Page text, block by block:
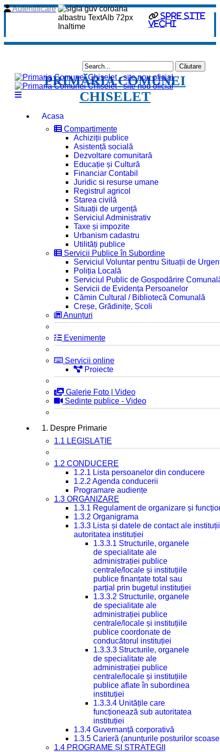
Spre site
vechi
Autentificare
PRIMĂRIA COMUNEI
CHISELET
Acasa
Compartimente
Achiziții publice
Asistență socială
Dezvoltare comunitară
Educație și Cultură
Financiar Contabil
Juridic si resurse umane
Registrul agricol
Starea civilă
Situații de urgență
Serviciul Administrativ
Taxe și impozite
Urbanism cadastru
Utilități publice
Servicii Publice în Subordine
Serviciul Voluntar pentru Situații de
Poliția Locală
Serviciul Public de Gospodărire
Servicii de Evidența Persoanelor
Cămin Cultural / Bibliotecă Comunală
Creșe, Grădinițe, Școli
Anunțuri
Evenimente
Servicii online
Proiecte
Galerie Foto | Video
Sedinte publice - Video
1. Despre Primarie
1.1 LEGISLAȚIE
1.2 CONDUCERE
1.2.1 Lista persoanelor din conducere
1.2.2 Agenda conducerii
Programare audiențe
1.3 ORGANIZARE
1.3.1 Regulament de organizare și
1.3.2 Organigrama
1.3.3 Lista și datele de contact ale
autoritatea instituției
1.3.3.1 Structurile, organele
de specialitate ale
administrației publice
centrale/locale și instituțiile
publice finanțate total sau
parțial prin bugetul instituției
1.3.3.2 Structurile, organele
de specialitate ale
administrației publice
centrale/locale și instituțiile
publice coordonate de
conducătorul instituției
1.3.3.3 Structurile, organele
de specialitate ale
administrației publice
centrale/locale și instituțiile
publice aflate în subordinea
instituției
1.3.3.4 Unitățile care
funcționează sub autoritatea
instituției
1.3.4 Guvernanță corporativă
1.3.5 Carieră (anunțurile posturilor
1.4 PROGRAME ȘI STRATEGII